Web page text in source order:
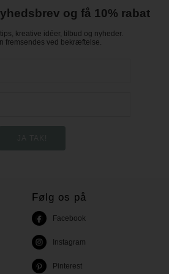
og få 10% rabat
kreative idéer, tilbud og nyheder.
fremsendes ved bekræftelse.
Følg os på
Facebook
Instagram
Pinterest